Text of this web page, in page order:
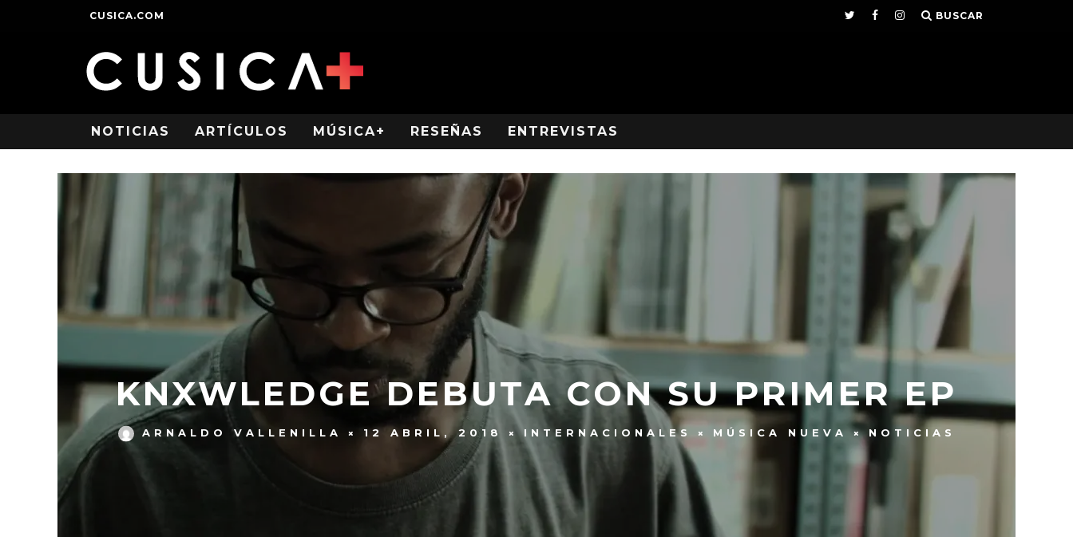
CUSICA.COM BUSCAR
NOTICIAS ARTÍCULOS MÚSICA+ RESEÑAS ENTREVISTAS
KNXWLEDGE DEBUTA CON SU PRIMER EP
ARNALDO VALLENILLA 12 ABRIL, 2018 INTERNACIONALES MÚSICA NUEVA NOTICIAS